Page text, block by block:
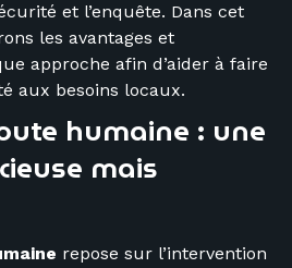
et l’enquête. Dans cet
les avantages et
approche afin d’aider à faire
aux besoins locaux.
humaine : une
mais
repose sur l’intervention